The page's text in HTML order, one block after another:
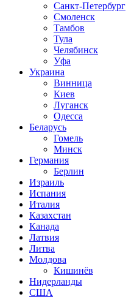
Санкт-Петербург
Смоленск
Тамбов
Тула
Челябинск
Уфа
Украина
Винница
Киев
Луганск
Одесса
Беларусь
Гомель
Минск
Германия
Берлин
Израиль
Испания
Италия
Казахстан
Канада
Латвия
Литва
Молдова
Кишинёв
Нидерланды
США